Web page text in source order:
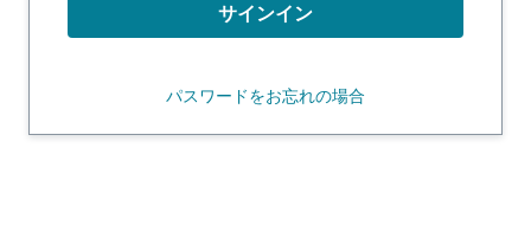
サインイン
パスワードをお忘れの場合